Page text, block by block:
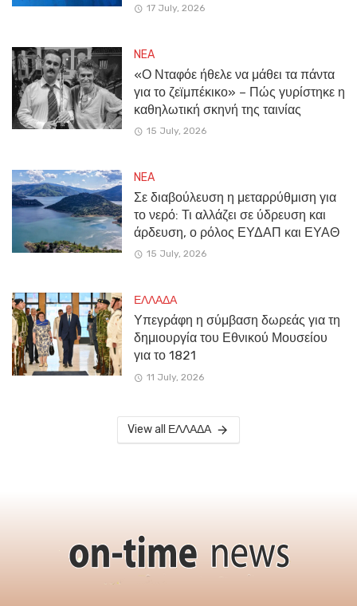
17 July, 2026
NEA
«Ο Νταφόε ήθελε να μάθει τα πάντα
για το ζεϊμπέκικο» – Πώς γυρίστηκε η
καθηλωτική σκηνή της ταινίας
15 July, 2026
NEA
Σε διαβούλευση η μεταρρύθμιση για
το νερό: Τι αλλάζει σε ύδρευση και
άρδευση, ο ρόλος ΕΥΔΑΠ και ΕΥΑΘ
15 July, 2026
ΕΛΛΑΔΑ
Υπεγράφη η σύμβαση δωρεάς για τη
δημιουργία του Εθνικού Μουσείου
για το 1821
11 July, 2026
View all ΕΛΛΑΔΑ